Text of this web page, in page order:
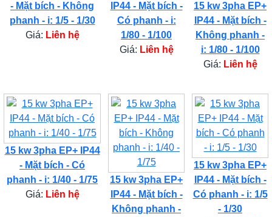
- Mặt bích - Không
phanh - i: 1/5 - 1/30
Giá: Liên hệ
IP44 - Mặt bích -
Có phanh - i:
1/80 - 1/100
Giá: Liên hệ
15 kw 3pha EP+
IP44 - Mặt bích -
Không phanh -
i: 1/80 - 1/100
Giá: Liên hệ
15 kw 3pha EP+ IP44
- Mặt bích - Có
phanh - i: 1/40 - 1/75
Giá: Liên hệ
15 kw 3pha EP+
IP44 - Mặt bích -
Không phanh -
15 kw 3pha EP+
IP44 - Mặt bích -
Có phanh - i: 1/5
- 1/30